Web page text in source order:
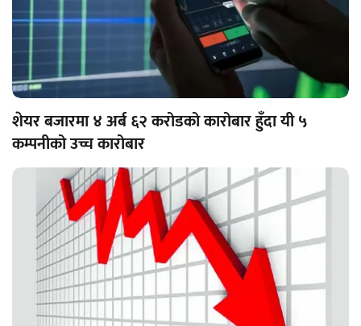
शेयर बजारमा ४ अर्ब ६२ करोडको कारोबार हुँदा यी ५
कम्पनीको उच्च कारोबार